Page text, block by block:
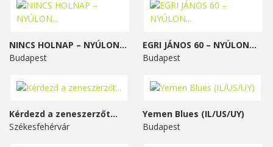
NINCS HOLNAP – NYÚLON...
Budapest
EGRI JÁNOS 60 – NYÚLON...
Budapest
Kérdezd a zeneszerzőt...
Székesfehérvár
Yemen Blues (IL/US/UY)
Budapest